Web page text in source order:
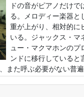
ドの音がピアノだけで
る。メロディー楽器と
重が上がり、相対的に
いる。ジャックス・マ
ュー・マクマホンのプ
ンドに移行していると
また呼ぶ必要がない普遍